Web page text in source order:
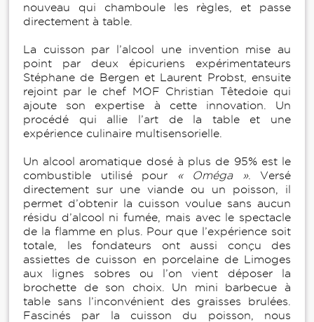
nouveau qui chamboule les règles, et passe
directement à table.
La cuisson par l’alcool une invention mise au
point par deux épicuriens expérimentateurs
Stéphane de Bergen et Laurent Probst, ensuite
rejoint par le chef MOF Christian Têtedoie qui
ajoute son expertise à cette innovation. Un
procédé qui allie l’art de la table et une
expérience culinaire multisensorielle.
Un alcool aromatique dosé à plus de 95% est le
combustible utilisé pour
« Oméga ». Versé
directement sur une viande ou un poisson, il
permet d’obtenir la cuisson voulue sans aucun
résidu d’alcool ni fumée, mais avec le spectacle
de la flamme en plus. Pour que l’expérience soit
totale, les fondateurs ont aussi conçu des
assiettes de cuisson en porcelaine de Limoges
aux lignes sobres ou l’on vient déposer la
brochette de son choix. Un mini barbecue à
table sans l’inconvénient des graisses brulées.
Fascinés par la cuisson du poisson, nous